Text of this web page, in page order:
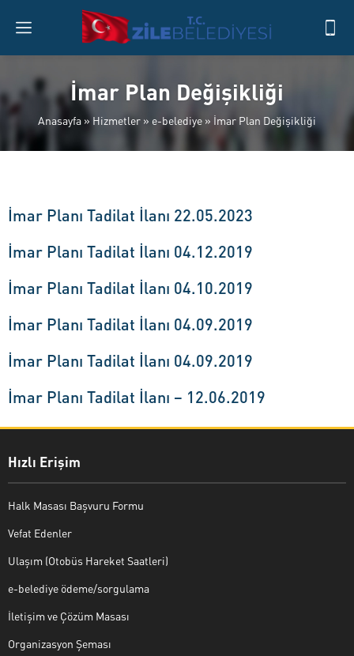
İmar Plan Değişikliği
Anasayfa » Hizmetler » e-belediye » İmar Plan Değişikliği
İmar Planı Tadilat İlanı 22.05.2023
İmar Planı Tadilat İlanı 04.12.2019
İmar Planı Tadilat İlanı 04.10.2019
İmar Planı Tadilat İlanı 04.09.2019
İmar Planı Tadilat İlanı 04.09.2019
İmar Planı Tadilat İlanı – 12.06.2019
Hızlı Erişim
Halk Masası Başvuru Formu
Vefat Edenler
Ulaşım (Otobüs Hareket Saatleri)
e-belediye ödeme/sorgulama
İletişim ve Çözüm Masası
Organizasyon Şeması